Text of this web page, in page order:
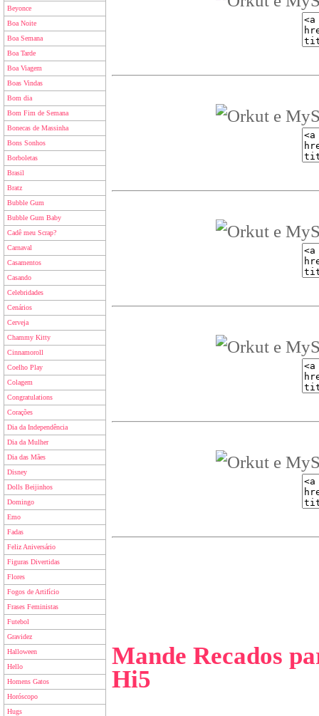
Beyonce
Boa Noite
Boa Semana
Boa Tarde
Boa Viagem
Boas Vindas
Bom dia
Bom Fim de Semana
Bonecas de Massinha
Bons Sonhos
Borboletas
Brasil
Bratz
Bubble Gum
Bubble Gum Baby
Cadê meu Scrap?
Carnaval
Casamentos
Casando
Celebridades
Cenários
Cerveja
Chammy Kitty
Cinnamoroll
Coelho Play
Colagem
Congratulations
Corações
Dia da Independência
Dia da Mulher
Dia das Mães
Disney
Dolls Beijinhos
Domingo
Emo
Fadas
Feliz Aniversário
Figuras Divertidas
Flores
Fogos de Artifício
Frases Feministas
Futebol
Gravidez
Halloween
Hello
Homens Gatos
Horóscopo
Hugs
Mande Recados
Hi5